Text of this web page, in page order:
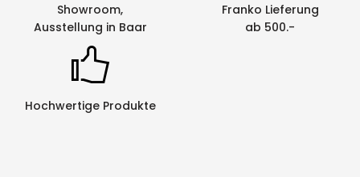
Showroom,
Ausstellung in Baar
Franko Lieferung
ab 500.-
Hochwertige Produkte